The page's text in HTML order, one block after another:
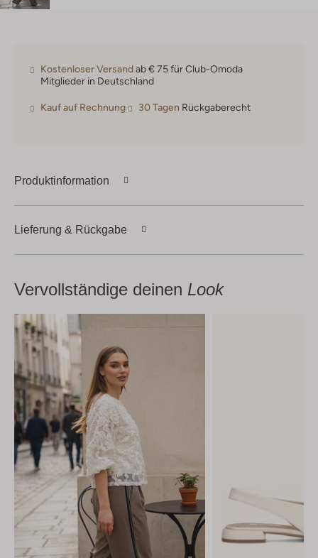
Kostenloser Versandab € 75 für Club-Omoda
Mitglieder in Deutschland
Kauf auf Rechnung 30 Tagen Rückgaberecht
Produktinformation
Lieferung & Rückgabe
Vervollständige deinen Look